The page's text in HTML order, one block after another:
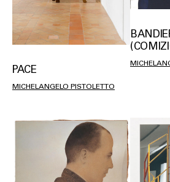
PACE
MICHELANGELO PISTOLETTO